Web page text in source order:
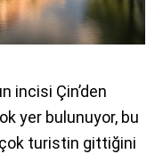
incisi Çin’den
yer bulunuyor, bu
çok turistin gittiğini